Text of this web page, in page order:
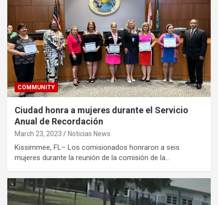
COMMUNITY
Ciudad honra a mujeres durante el Servicio
Anual de Recordación
March 23, 2023 Noticias News
Kissimmee, FL– Los comisionados honraron a seis
mujeres durante la reunión de la comisión de la…